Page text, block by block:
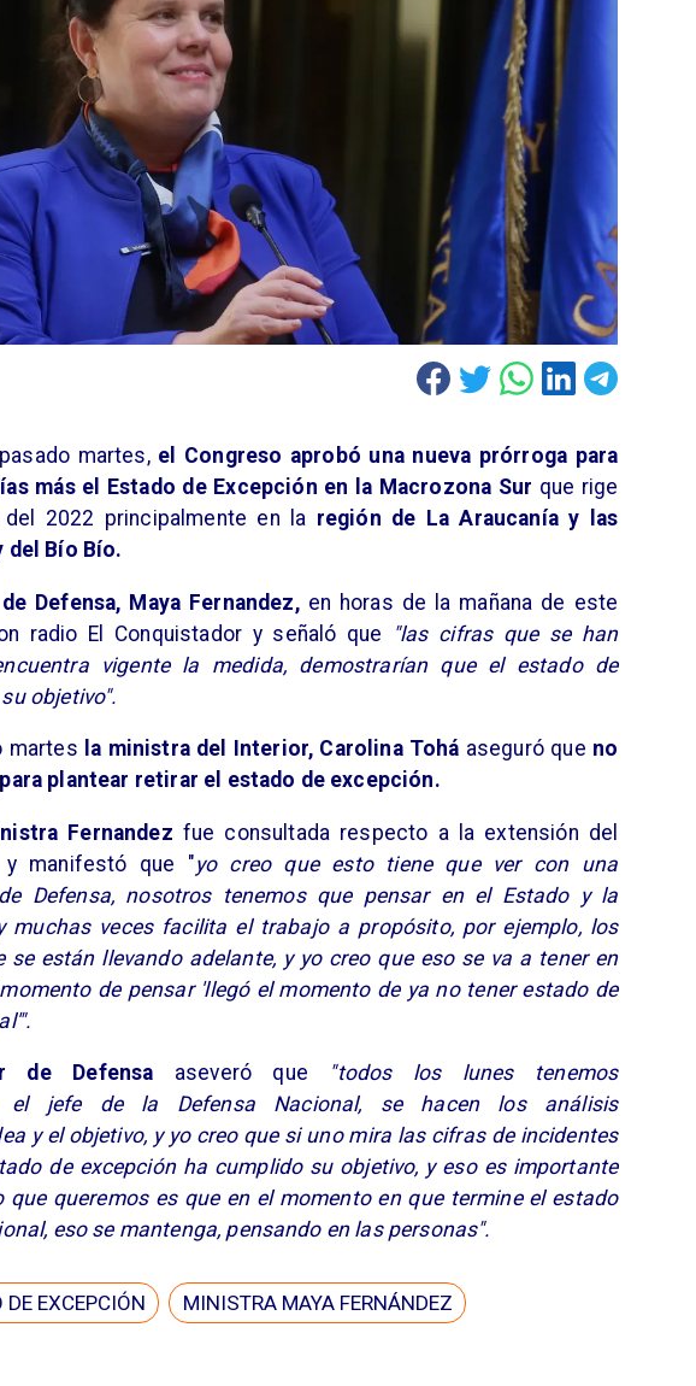
martes, el Congreso aprobó una nueva prórroga para
más el Estado de Excepción en la Macrozona Sur que rige
2022 principalmente en la región de La Araucanía y las
del Bío Bío.
Defensa, Maya Fernandez,en horas de la mañana de este
radio El Conquistador y señaló que
"las cifras que se han
vigente la medida, demostrarían que el estado de
objetivo".
martes la ministra del Interior, Carolina Tohá aseguró que no
plantear retirar el estado de excepción.
Fernandez fue consultada respecto a la extensión del
manifestó que "yo creo que esto tiene que ver con una
Defensa, nosotros tenemos que pensar en el Estado y la
muchas veces facilita el trabajo a propósito, por ejemplo, los
se están llevando adelante, y yo creo que eso se va a tener en
de pensar 'llegó el momento de ya no tener estado de
de Defensa aseveró que
"todos los lunes tenemos
el jefe de la Defensa Nacional, se hacen los análisis
y el objetivo, y yo creo que si uno mira las cifras de incidentes
de excepción ha cumplido su objetivo, y eso es importante
que queremos es que en el momento en que termine el estado
eso se mantenga, pensando en las personas".
DE EXCEPCIÓN MINISTRA MAYA FERNÁNDEZ